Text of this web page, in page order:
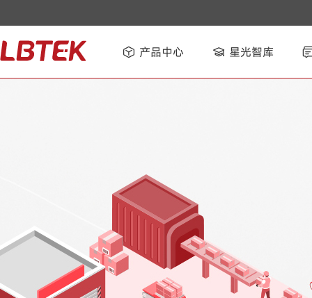
产品中心 星光智库